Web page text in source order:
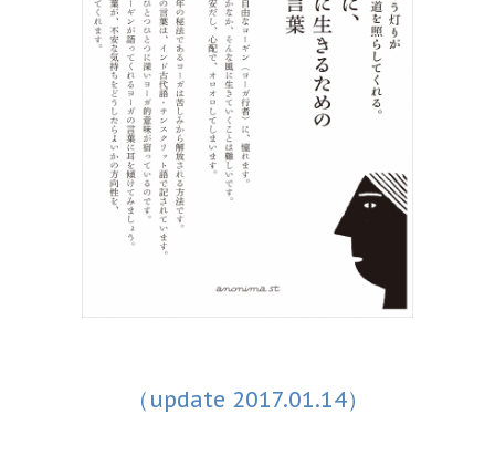
（update 2017.01.14）